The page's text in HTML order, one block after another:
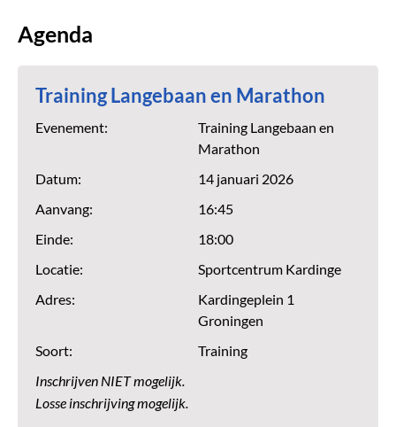
Agenda
Training Langebaan en Marathon
Evenement:
Training Langebaan en
Marathon
Datum:
14 januari 2026
Aanvang:
16:45
Einde:
18:00
Locatie:
Sportcentrum Kardinge
Adres:
Kardingeplein 1
Groningen
Soort:
Training
Inschrijven NIET mogelijk.
Losse inschrijving mogelijk.